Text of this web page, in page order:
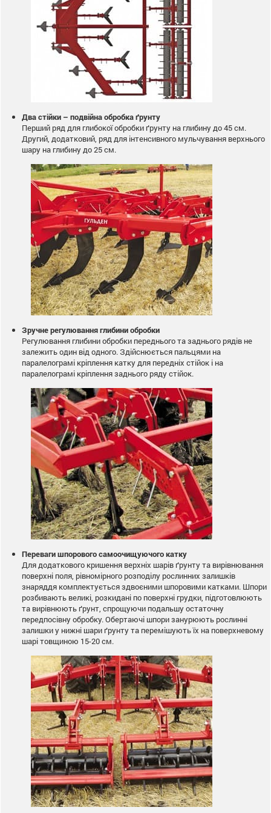
Два стійки – подвійна обробка ґрунту
Перший ряд для глибокої обробки ґрунту на глибину до 45 см.
Другий, додатковий, ряд для інтенсивного мульчування верхнього
шару на глибину до 25 см.
Зручне регулювання глибини обробки
Регулювання глибини обробки переднього та заднього рядів не
залежить один від одного. Здійснюється пальцями на
паралелограмі кріплення катку для передніх стійок і на
паралелограмі кріплення заднього ряду стійок.
Переваги шпорового самоочищуючого катку
Для додаткового кришення верхніх шарів ґрунту та вирівнювання
поверхні поля, рівномірного розподілу рослинних залишків
знаряддя комплектується здвоєними шпоровими катками. Шпори
розбивають великі, розкидані по поверхні грудки, підготовлюють
та вирівнюють ґрунт, спрощуючи подальшу остаточну
передпосівну обробку. Обертаючі шпори занурюють рослинні
залишки у нижні шари ґрунту та перемішують їх на поверхневому
шарі товщиною 15-20 см.